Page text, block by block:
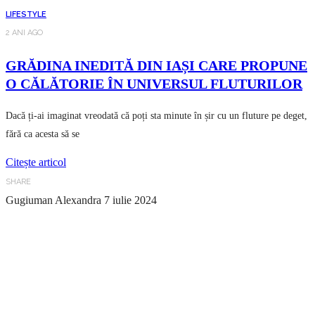
LIFESTYLE
2 ANI AGO
GRĂDINA INEDITĂ DIN IAȘI CARE PROPUNE
O CĂLĂTORIE ÎN UNIVERSUL FLUTURILOR
Dacă ți-ai imaginat vreodată că poți sta minute în șir cu un fluture pe deget,
fără ca acesta să se
Citește articol
SHARE
Gugiuman Alexandra 7 iulie 2024